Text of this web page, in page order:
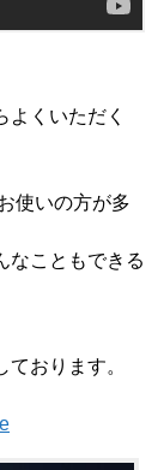
くいただく
使いの方が多
なこともできる
おります。